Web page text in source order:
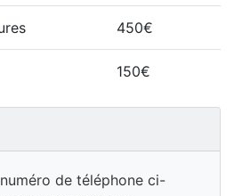
450€
150€
de téléphone ci-